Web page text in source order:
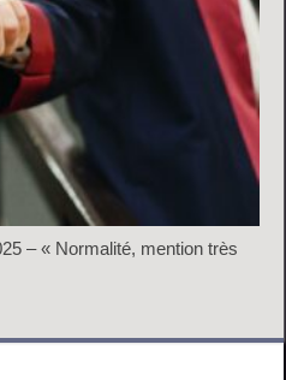
– « Normalité, mention très